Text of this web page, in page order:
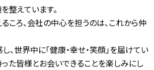
整えています。
ころ、会社の中心を担うのは、これから仲
、世界中に「健康・幸せ・笑顔」を届けてい
た皆様とお会いできることを楽しみにし